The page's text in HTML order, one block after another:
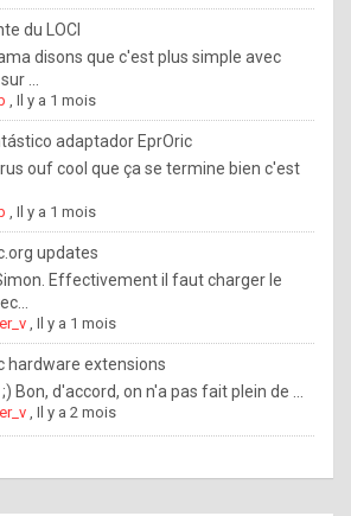
a
n
t
o
n
o
w
h
o
w
o
du LOCI
disons que c'est plus simple avec
...
,Il y a 1 mois
adaptador EprOric
ouf cool que ça se termine bien c'est
,Il y a 1 mois
updates
Effectivement il faut charger le
,Il y a 1 mois
hardware extensions
Bon, d'accord, on n'a pas fait plein de ...
,Il y a 2 mois